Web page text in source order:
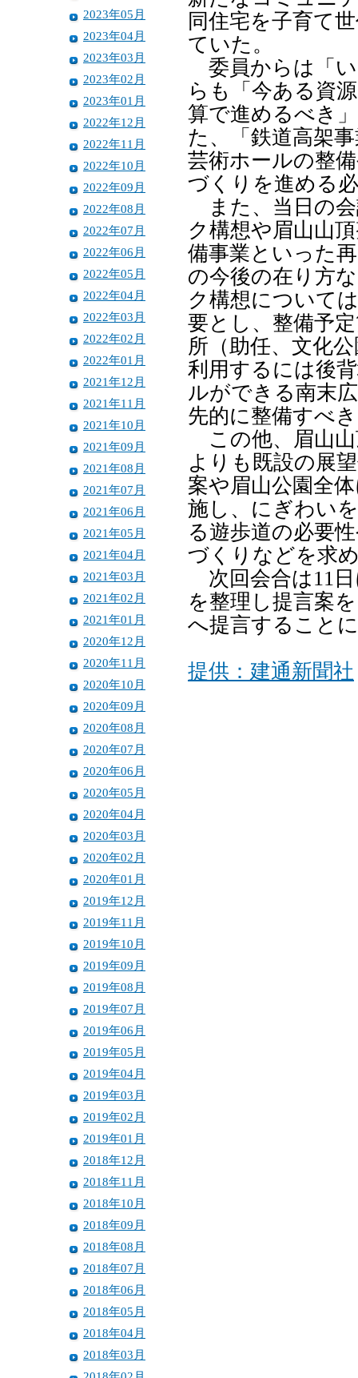
2023年05月
2023年04月
2023年03月
2023年02月
2023年01月
2022年12月
2022年11月
2022年10月
2022年09月
2022年08月
2022年07月
2022年06月
2022年05月
2022年04月
2022年03月
2022年02月
2022年01月
2021年12月
2021年11月
2021年10月
2021年09月
2021年08月
2021年07月
2021年06月
2021年05月
2021年04月
2021年03月
2021年02月
2021年01月
2020年12月
2020年11月
2020年10月
2020年09月
2020年08月
2020年07月
2020年06月
2020年05月
2020年04月
2020年03月
2020年02月
2020年01月
2019年12月
2019年11月
2019年10月
2019年09月
2019年08月
2019年07月
2019年06月
2019年05月
2019年04月
2019年03月
2019年02月
2019年01月
2018年12月
2018年11月
2018年10月
2018年09月
2018年08月
2018年07月
2018年06月
2018年05月
2018年04月
2018年03月
同住宅を子育て
ていた。
委員からは「
らも「今ある資
算で進めるべき
た、「鉄道高架
芸術ホールの整
づくりを進める
また、当日の
ク構想や眉山山
備事業といった
の今後の在り方
ク構想について
要とし、整備予
所（助任、文化
利用するには後
ルができる南末
先的に整備すべ
この他、眉山山
よりも既設の展
案や眉山公園全
施し、にぎわい
る遊歩道の必要
づくりなどを求
次回会合は11
を整理し提言案
へ提言すること
提供：建通新聞社